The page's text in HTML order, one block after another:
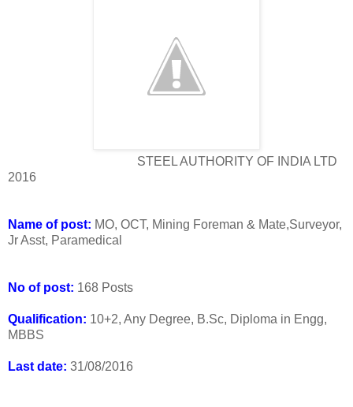
STEEL AUTHORITY OF INDIA LTD
2016
Name of post: MO, OCT, Mining Foreman & Mate,Surveyor,
Jr Asst, Paramedical
No of post: 168 Posts
Qualification: 10+2, Any Degree, B.Sc, Diploma in Engg,
MBBS
Last date: 31/08/2016